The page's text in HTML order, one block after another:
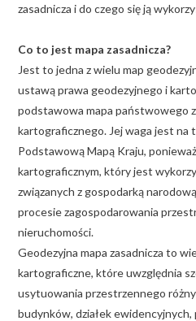
zasadnicza i do czego się ją
Co to jest mapa zasadnicza?
Jest to jedna z wielu map
ustawą prawa geodezyjnego i
podstawowa mapa państwowego
kartograficznego. Jej waga jest na
Podstawową Mapą Kraju,
kartograficznym, który jest
związanych z gospodarką
procesie zagospodarowania
nieruchomości.
Geodezyjna mapa zasadnicza to
kartograficzne, które uwzględnia
usytuowania przestrzennego
budynków, działek